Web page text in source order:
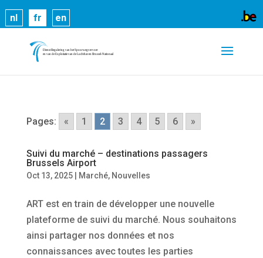
nl fr en
Pages: « 1 2 3 4 5 6 »
Suivi du marché – destinations passagers
Brussels Airport
Oct 13, 2025| Marché, Nouvelles
ART est en train de développer une nouvelle
plateforme de suivi du marché. Nous souhaitons
ainsi partager nos données et nos
connaissances avec toutes les parties
Les cookies nous permettent de vous proposer nos
services plus facilement. En utilisant nos services,
vous nous donnez expressément votre accord pour
exploiter ces cookies.